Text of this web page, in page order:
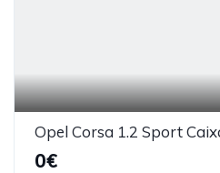
Opel Corsa 1.2 Sport
0€